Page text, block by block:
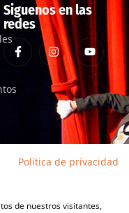
Siguenos en las
redes
Política de privacidad
de nuestros visitantes,